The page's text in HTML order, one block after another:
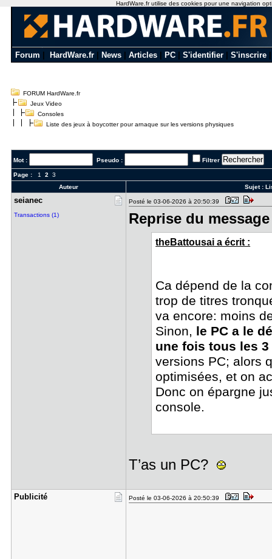
Forum HardWare.fr News Articles PC S'identifier S'inscrire
FORUM HardWare.fr
Jeux Video
Consoles
Liste des jeux à boycotter pour arnaque sur les versions physiques
Mot : Pseudo : Filtrer
Page : 1 2
3
Auteur
Sujet :
seianec
Transactions (1)
Posté le 03-06-2026 à 20:50:39
Reprise du
theBattousai a écrit :
Ca dépend de la
trop de titres
va encore: moins
Sinon, le PC a le
une fois tous les 3
versions PC; alors
optimisées, et on
Donc on épargne
console.
T’as un PC?
Publicité Posté le 03-06-2026 à 20:50:39
HardWare.fr utilise des cookies pour une navigation